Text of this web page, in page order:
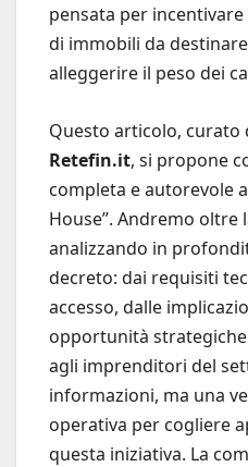
pensata per
di immobili da
alleggerire il peso dei
Questo articolo, curato
Retefin.it, si propone
completa e autorevole
House”. Andremo oltre
analizzando in
decreto: dai requisiti
accesso, dalle
opportunità
agli imprenditori del
informazioni, ma una
operativa per cogliere
questa iniziativa. La